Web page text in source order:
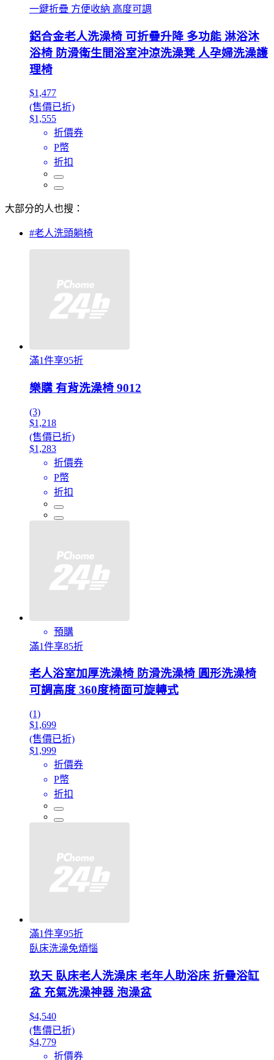
一鍵折疊 方便收納 高度可調
鋁合金老人洗澡椅 可折疊升降 多功能 淋浴沐
浴椅 防滑衛生間浴室沖涼洗澡凳 人孕婦洗澡護
理椅
$1,477
(售價已折)
$1,555
折價券
P幣
折扣
大部分的人也搜：
#老人洗頭躺椅
滿1件享95折
樂購 有背洗澡椅 9012
(3)
$1,218
(售價已折)
$1,283
折價券
P幣
折扣
預購
滿1件享85折
老人浴室加厚洗澡椅 防滑洗澡椅 圓形洗澡椅
可調高度 360度椅面可旋轉式
(1)
$1,699
(售價已折)
$1,999
折價券
P幣
折扣
滿1件享95折
臥床洗澡免煩惱
玖天 臥床老人洗澡床 老年人助浴床 折疊浴缸
盆 充氣洗澡神器 泡澡盆
$4,540
(售價已折)
$4,779
折價券